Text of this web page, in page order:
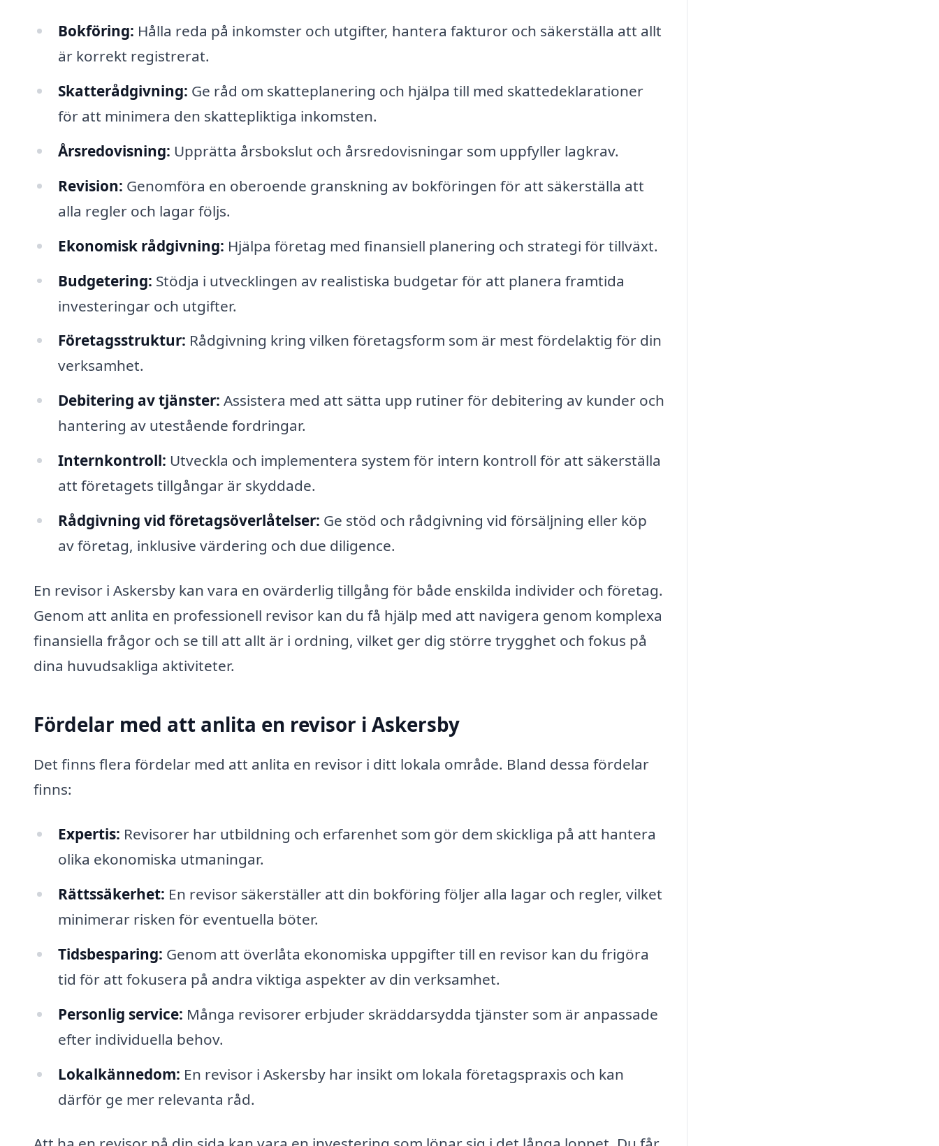
Bokföring: Hålla reda på inkomster och utgifter, hantera fakturor och säkerställa att allt
är korrekt registrerat.
Skatterådgivning: Ge råd om skatteplanering och hjälpa till med skattedeklarationer
för att minimera den skattepliktiga inkomsten.
Årsredovisning: Upprätta årsbokslut och årsredovisningar som uppfyller lagkrav.
Revision: Genomföra en oberoende granskning av bokföringen för att säkerställa att
alla regler och lagar följs.
Ekonomisk rådgivning: Hjälpa företag med finansiell planering och strategi för tillväxt.
Budgetering: Stödja i utvecklingen av realistiska budgetar för att planera framtida
investeringar och utgifter.
Företagsstruktur: Rådgivning kring vilken företagsform som är mest fördelaktig för din
verksamhet.
Debitering av tjänster: Assistera med att sätta upp rutiner för debitering av kunder och
hantering av utestående fordringar.
Internkontroll: Utveckla och implementera system för intern kontroll för att säkerställa
att företagets tillgångar är skyddade.
Rådgivning vid företagsöverlåtelser: Ge stöd och rådgivning vid försäljning eller köp
av företag, inklusive värdering och due diligence.
En revisor i Askersby kan vara en ovärderlig tillgång för både enskilda individer och företag.
Genom att anlita en professionell revisor kan du få hjälp med att navigera genom komplexa
finansiella frågor och se till att allt är i ordning, vilket ger dig större trygghet och fokus på
dina huvudsakliga aktiviteter.
Fördelar med att anlita en revisor i Askersby
Det finns flera fördelar med att anlita en revisor i ditt lokala område. Bland dessa fördelar
finns:
Expertis: Revisorer har utbildning och erfarenhet som gör dem skickliga på att hantera
olika ekonomiska utmaningar.
Rättssäkerhet: En revisor säkerställer att din bokföring följer alla lagar och regler, vilket
minimerar risken för eventuella böter.
Tidsbesparing: Genom att överlåta ekonomiska uppgifter till en revisor kan du frigöra
tid för att fokusera på andra viktiga aspekter av din verksamhet.
Personlig service: Många revisorer erbjuder skräddarsydda tjänster som är anpassade
efter individuella behov.
Lokalkännedom: En revisor i Askersby har insikt om lokala företagspraxis och kan
därför ge mer relevanta råd.